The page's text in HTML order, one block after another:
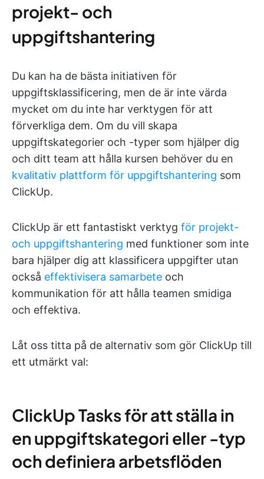
projekt- och
uppgiftshantering
Du kan ha de bästa initiativen för
uppgiftsklassificering, men de är inte värda
mycket om du inte har verktygen för att
förverkliga dem. Om du vill skapa
uppgiftskategorier och -typer som hjälper dig
och ditt team att hålla kursen behöver du en
kvalitativ plattform för uppgiftshantering som
ClickUp.
ClickUp är ett fantastiskt verktyg för projekt-
och uppgiftshantering med funktioner som inte
bara hjälper dig att klassificera uppgifter utan
också effektivisera samarbete och
kommunikation för att hålla teamen smidiga
och effektiva.
Låt oss titta på de alternativ som gör ClickUp till
ett utmärkt val:
ClickUp Tasks för att ställa in
en uppgiftskategori eller -typ
och definiera arbetsflöden